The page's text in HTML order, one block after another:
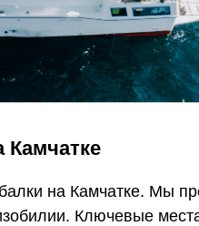
на Камчатке. Мы
Ключевые